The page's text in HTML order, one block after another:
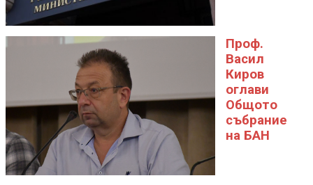
Проф.
Васил
Киров
оглави
Общото
събрание
на БАН